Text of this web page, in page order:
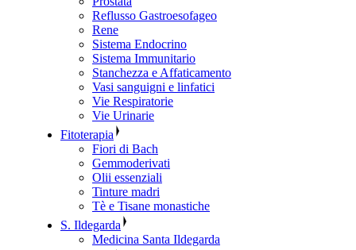
Reflusso Gastroesofageo
Rene
Sistema Endocrino
Sistema Immunitario
Stanchezza e Affaticamento
Vasi sanguigni e linfatici
Vie Respiratorie
Vie Urinarie
Fitoterapia
Fiori di Bach
Gemmoderivati
Olii essenziali
Tinture madri
Tè e Tisane monastiche
S. Ildegarda
Medicina Santa Ildegarda